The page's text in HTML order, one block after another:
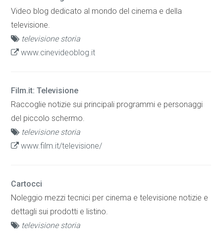
Video blog dedicato al mondo del cinema e della
televisione.
televisione storia
www.cinevideoblog.it
Film.it: Televisione
Raccoglie notizie sui principali programmi e personaggi
del piccolo schermo.
televisione storia
www.film.it/televisione/
Cartocci
Noleggio mezzi tecnici per cinema e televisione notizie e
dettagli sui prodotti e listino.
televisione storia